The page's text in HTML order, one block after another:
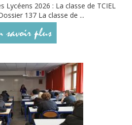
Lycéens 2026 : La classe de TCIEL
137 La classe de ...
savoir plus